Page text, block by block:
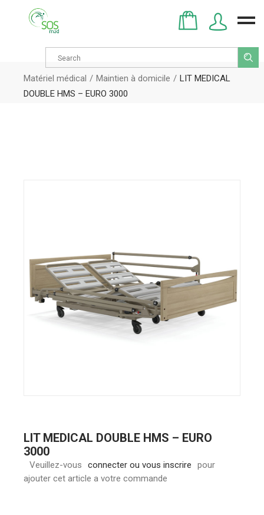
Search
Matériel médical
Maintien à domicile
LIT MEDICAL
DOUBLE HMS – EURO 3000
LIT MEDICAL DOUBLE HMS – EURO
3000
Veuillez-vous connecter ou vous inscrire
pour
ajouter cet article a votre commande